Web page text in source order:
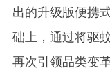
出的升级版便携
础上，通过将驱
再次引领品类变